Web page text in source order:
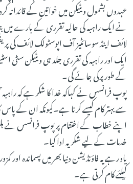
عہدوں بشمول ویٹیکن میں خواتین کے قائدانہ
نے ایک راہبہ کی حالیہ تقرری کے بارے میں
لائف اینڈ سوسائٹیز آف اپوسٹولک لائف کی
ایک اور راہبہ کی تقرری جلد ہی ویٹیکن
کے طور پرکی جائے گی۔
پوپ فرانسس نے کہاکہ خدا کا شکر ہے کہ
سے بہتر کام کیسے کرنا ہے۔کیونکہ ان کے
اپنے خطاب کے اختتام پر پوپ فرانسس نے
خدمات کے لیے شکریہ ادا کیا۔
یاد رہے یہ فاؤنڈیشن دنیا بھر میں پسماندہ اور
کیلئے کام کرتی ہے۔